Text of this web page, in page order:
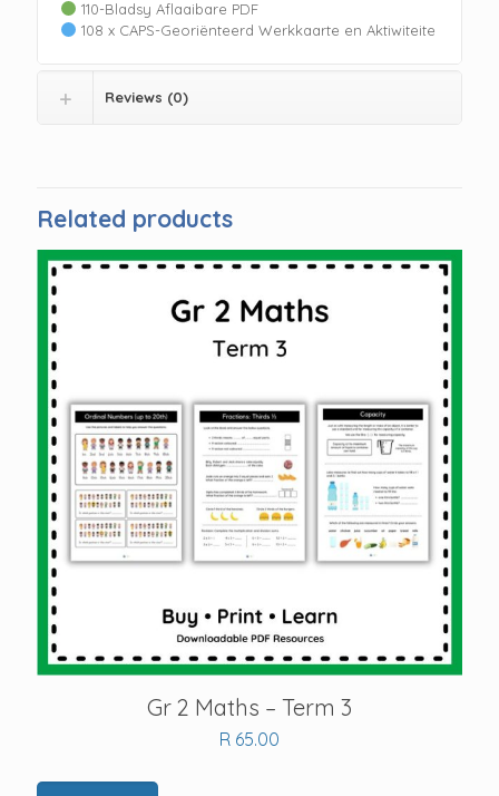
110-Bladsy Aflaaibare PDF
108 x CAPS-Georiënteerd Werkkaarte en Aktiwiteite
Reviews (0)
Related products
Gr 2 Maths – Term 3
R 65.00